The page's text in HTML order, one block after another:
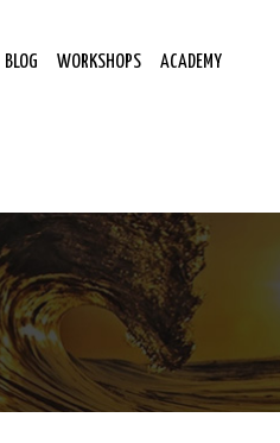
BLOG WORKSHOPS ACADEMY